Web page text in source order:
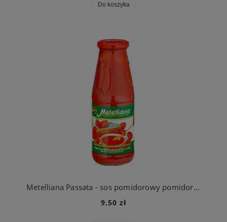
Do koszyka
Metelliana Passata - sos pomidorowy pomidory rozdrobnione 100% Italiano 690g
9,50 zł